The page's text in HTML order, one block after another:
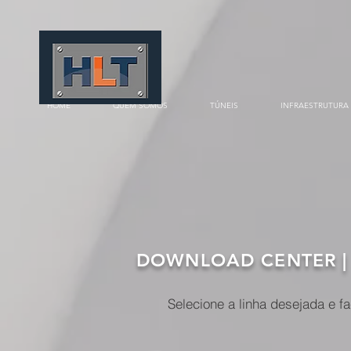
HOME QUEM SOMOS TÚNEIS INFRAESTRUTURA
DOWNLOAD CENTER
Selecione a linha desejada e